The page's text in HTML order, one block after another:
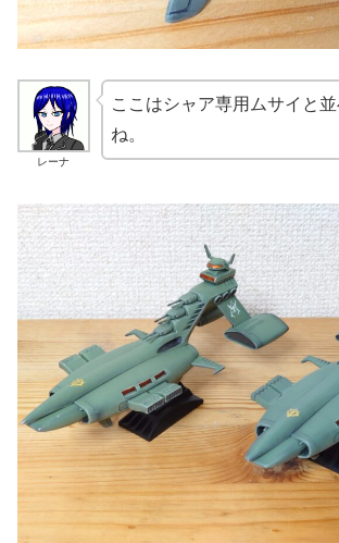
レーナ
ここはシャア専用ムサイと
ね。